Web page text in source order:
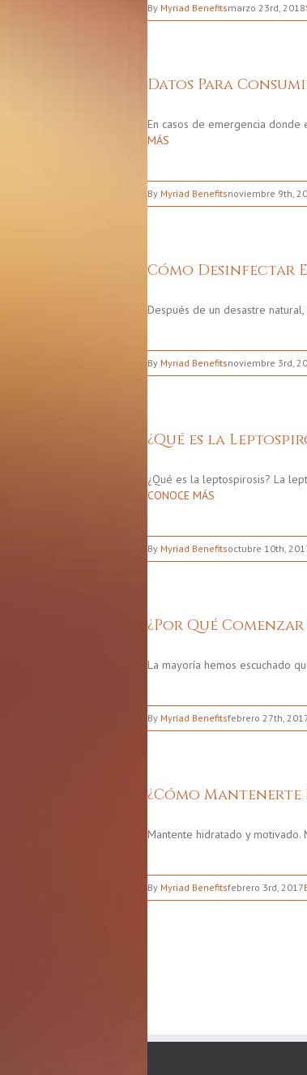
By Myriad Benefitsmarzo 23rd, 2018
Datos Para
En casos de emergencia
MÁS
By Myriad Benefitsnoviembre 9th,
Cómo Desinfectar
Después de un desastre
By Myriad Benefitsnoviembre 3rd,
¿Qué es la
¿Qué es la leptospirosis? La
CONOCE MÁS
By Myriad Benefitsoctubre 10th,
¿Por Qué
La mayoría hemos escuchado
By Myriad Benefitsfebrero 27th,
¿Cómo
Mantente hidratado y
By Myriad Benefitsfebrero 3rd, 2017